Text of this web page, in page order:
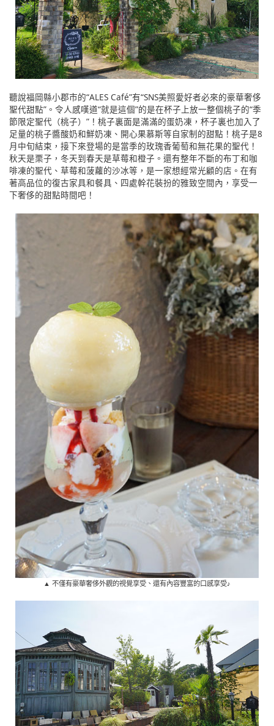
聽說福岡縣小郡市的“ALES Café”有“SNS美照愛好者必來的豪華奢侈
聖代甜點”。令人感嘆道“就是這個”的是在杯子上放一整個桃子的“季
節限定聖代（桃子）”！桃子裏面是滿滿的蛋奶凍，杯子裏也加入了
足量的桃子醬酸奶和鮮奶凍、開心果慕斯等自家制的甜點！桃子是8
月中旬結束，接下來登場的是當季的玫瑰香葡萄和無花果的聖代！
秋天是栗子，冬天到春天是草莓和橙子。還有整年不斷的布丁和咖
啡凍的聖代、草莓和菠蘿的沙冰等，是一家想經常光顧的店。在有
著高品位的復古家具和餐具、四處幹花裝扮的雅致空間內，享受一
下奢侈的甜點時間吧！
▲ 不僅有豪華奢侈外觀的視覺享受、還有內容豐富的口感享受♪